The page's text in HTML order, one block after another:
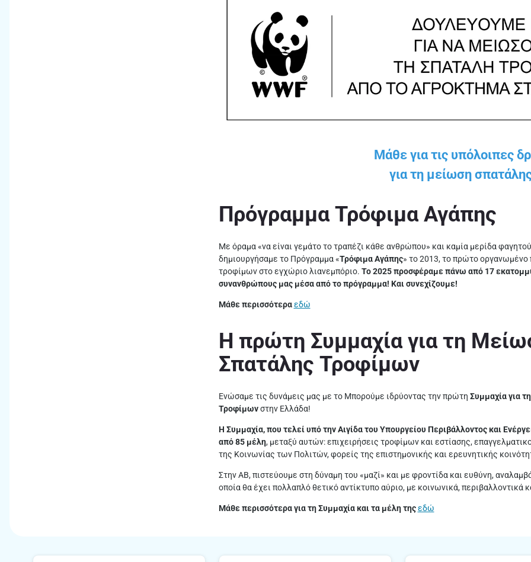
Μάθε για τις υπόλοιπες
για τη μείωση
Πρόγραμμα Τρόφιμα Αγάπης
Με όραμα «να είναι γεμάτο το τραπέζι κάθε ανθρώπου» και καμία μερίδα
δημιουργήσαμε το Πρόγραμμα «Τρόφιμα Αγάπης» το 2013, το πρώτο
τροφίμων στο εγχώριο λιανεμπόριο. Το 2025 προσφέραμε πάνω από 17
συνανθρώπους μας μέσα από το πρόγραμμα! Και συνεχίζουμε!
Μάθε περισσότεραεδώ
Η πρώτη Συμμαχία για τη
Σπατάλης Τροφίμων
Ενώσαμε τις δυνάμεις μας με το Μπορούμε ιδρύοντας την πρώτη Συμμαχία για
Τροφίμωνστην Ελλάδα!
Η Συμμαχία, που τελεί υπό την Αιγίδα του Υπουργείου Περιβάλλοντος και
από 85 μέλη, μεταξύ αυτών: επιχειρήσεις τροφίμων και εστίασης,
της Κοινωνίας των Πολιτών, φορείς της επιστημονικής και ερευνητικής
Στην ΑΒ, πιστεύουμε στη δύναμη του «μαζί» και με φροντίδα και ευθύνη,
οποία θα έχει πολλαπλό θετικό αντίκτυπο αύριο, με κοινωνικά, περιβαλλοντικά
Μάθε περισσότερα για τη Συμμαχία και τα μέλη της εδώ